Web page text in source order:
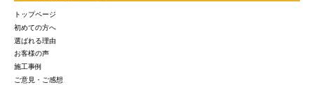
トップページ
初めての方へ
選ばれる理由
お客様の声
施工事例
ご意見・ご感想